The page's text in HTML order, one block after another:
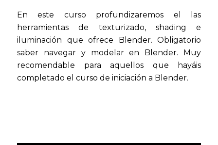
En este curso profundizaremos el las
herramientas de texturizado, shading e
iluminación que ofrece Blender. Obligatorio
saber navegar y modelar en Blender. Muy
recomendable para aquellos que hayáis
completado el curso de iniciación a Blender.